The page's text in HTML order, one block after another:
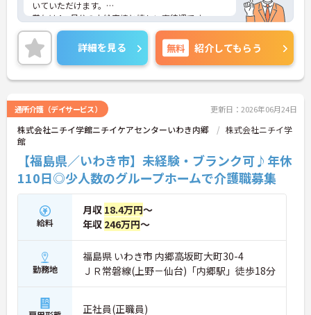
いていただけます。
賞与は4ヶ月分の支給実績と嬉しい高待遇です。
教育体制にも力を入れており、働きながらスキルア
ップも目指せます。
ご興味ある方には、面接対策ポイントなど、さらに
詳細をお話しいたしますのでお気軽にご相談くださ
い！
詳細を見る 無料 紹介してもらう
通所介護（デイサービス） 更新日：2026年06月24日
株式会社ニチイ学館ニチイケアセンターいわき内郷
株式会社ニチイ学
館
【福島県／いわき市】未経験・ブランク可♪年休
110日◎少人数のグループホームで介護職募集
給料
月収 18.4万円～
年収 246万円～
勤務地
福島県 いわき市 内郷高坂町大町30-4
ＪＲ常磐線(上野－仙台)「内郷駅」徒歩18分
正社員(正職員)